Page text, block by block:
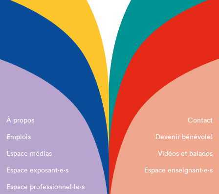
À propos
Contact
Emplois
Devenir bénévole!
Espace médias
Vidéos et balados
Espace exposant·e⋅s
Espace enseignant·e⋅s
Espace professionnel·le⋅s